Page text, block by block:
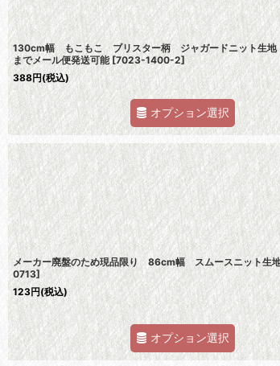
130cm幅 もこもこ ブリスター柄 ジャガードニット生
までメール便発送可能 [7023-1400-2]
388円(税込)
オプション選択
メーカー廃盤のため現品限り 86cm幅 スムースニット生
0713]
123円(税込)
オプション選択